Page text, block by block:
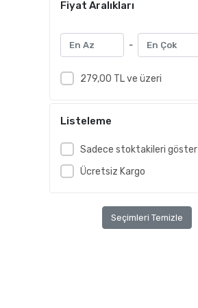
Fiyat Aralıkları
-
279,00 TL ve üzeri
Listeleme
Sadece stoktakileri göster
Ücretsiz Kargo
Seçimleri Temizle